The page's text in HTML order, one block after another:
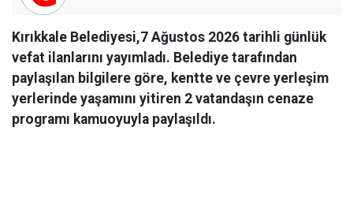
Kırıkkale Belediyesi,7 Ağustos 2026 tarihli günlük
vefat ilanlarını yayımladı. Belediye tarafından
paylaşılan bilgilere göre, kentte ve çevre yerleşim
yerlerinde yaşamını yitiren 2 vatandaşın cenaze
programı kamuoyuyla paylaşıldı.